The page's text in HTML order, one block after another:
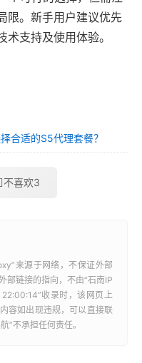
限。新手用户建议优先
支持及使用体验。
合适的S5代理套餐？
不喜欢3
”来源于网络，不保证外部
部链接的指向，不由“石南IP
收录时，该网页上
容如出现违规，可以直接联
”不承担任何责任。